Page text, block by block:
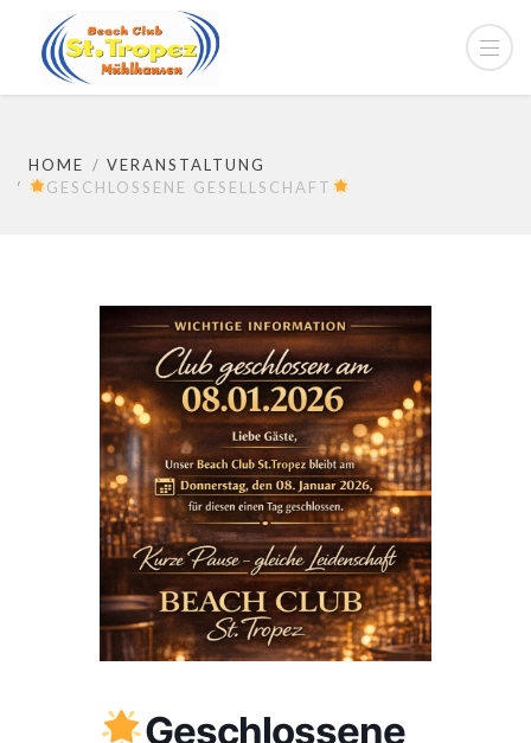
HOME
VERANSTALTUNG
GESCHLOSSENE GESELLSCHAFT
Geschlossene